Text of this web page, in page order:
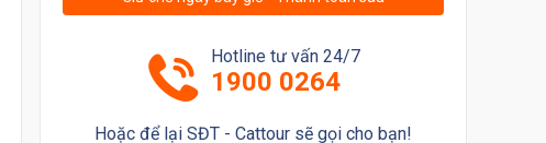
Hotline tư vấn 24/7
1900 0264
Hoặc để lại SĐT - Cattour sẽ gọi cho bạn!